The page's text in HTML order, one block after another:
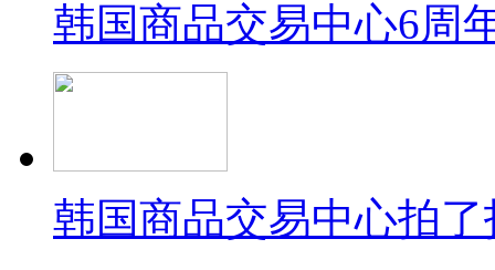
韩国商品交易中心6周
韩国商品交易中心拍